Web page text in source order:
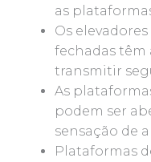
as
Os
fechadas têm
transmitir
As
podem ser
sensação de
Plataformas